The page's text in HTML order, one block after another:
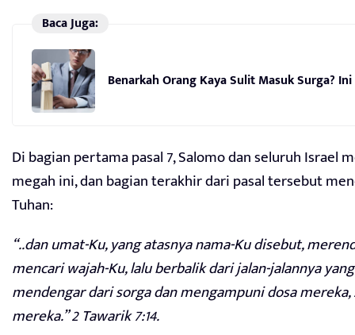
Baca Juga:
Benarkah Orang Kaya Sulit Masuk Surga? Ini
Di bagian pertama pasal 7, Salomo dan seluruh Israel
megah ini, dan bagian terakhir dari pasal tersebut
Tuhan:
“..dan umat-Ku, yang atasnya nama-Ku disebut,
mencari wajah-Ku, lalu berbalik dari jalan-jalannya
mendengar dari sorga dan mengampuni dosa
mereka.” 2 Tawarik 7:14.